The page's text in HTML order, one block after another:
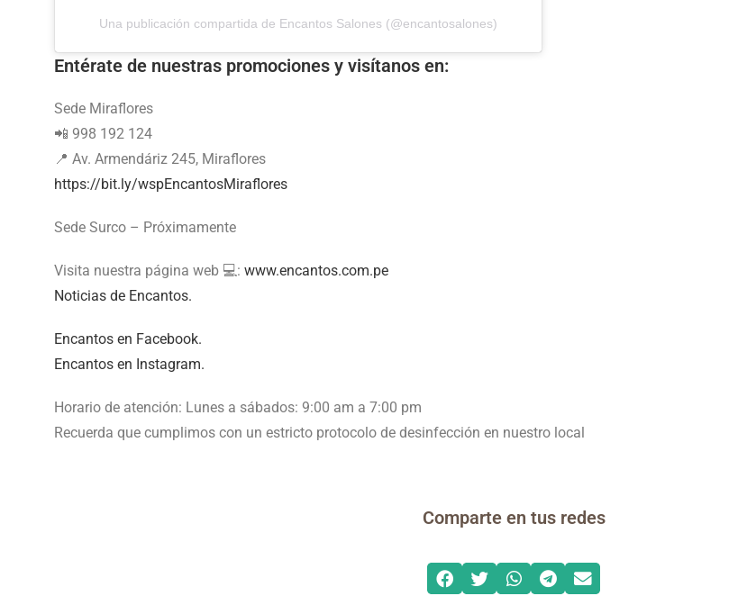
Una publicación compartida de Encantos Salones (@encantosalones)
Entérate de nuestras promociones y visítanos en:
Sede Miraflores
📲 998 192 124
📍 Av. Armendáriz 245, Miraflores
https://bit.ly/wspEncantosMiraflores
Sede Surco – Próximamente
Visita nuestra página web 💻: www.encantos.com.pe
Noticias de Encantos.
Encantos en Facebook.
Encantos en Instagram.
Horario de atención: Lunes a sábados: 9:00 am a 7:00 pm
Recuerda que cumplimos con un estricto protocolo de desinfección en nuestro local
Comparte en tus redes